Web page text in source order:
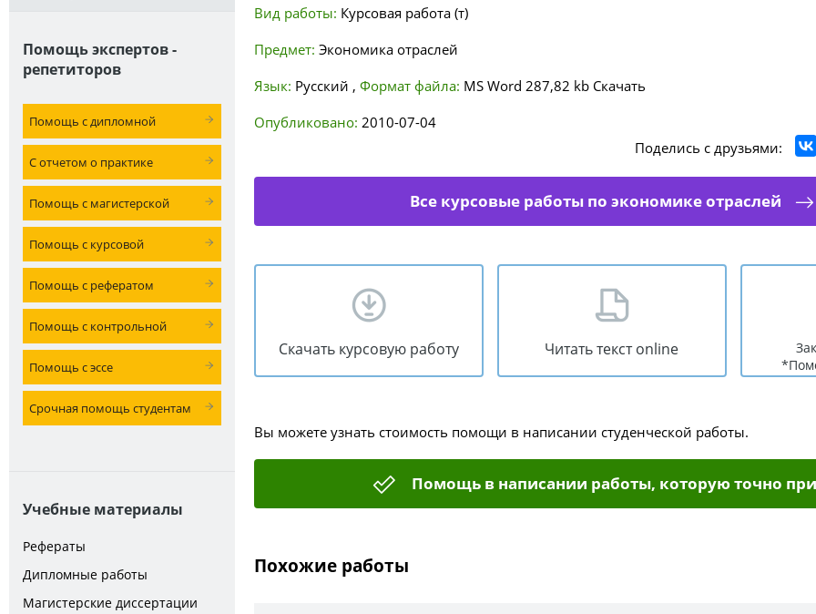
Помощь экспертов -
репетиторов
Помощь с дипломной
С отчетом о практике
Помощь с магистерской
Помощь с курсовой
Помощь с рефератом
Помощь с контрольной
Помощь с эссе
Срочная помощь студентам
Учебные материалы
Рефераты
Дипломные работы
Магистерские диссертации
Вид работы: Курсовая работа (т)
Предмет: Экономика отраслей
Язык: Русский , Формат файла: MS Word 287,82 kb Скачать
Опубликовано: 2010-07-04
Поделись с друзьями:
Все курсовые работы по экономике отраслей
Скачать курсовую работу Читать текст online
Вы можете узнать стоимость помощи в написании студенческой работы.
Помощь в написании работы, которую точно
Похожие работы